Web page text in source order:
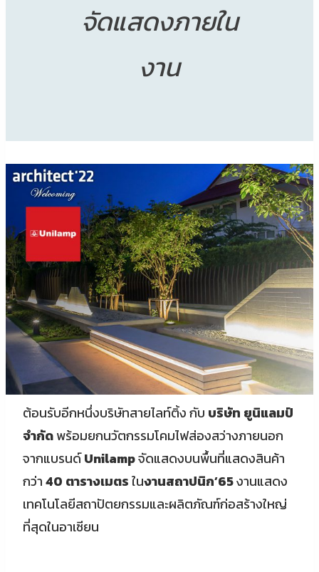
จัดแสดงภายใน
งาน
ต้อนรับอีกหนึ่งบริษัทสายไลท์ติ้ง กับ บริษัท ยูนิแลมป์
จำกัดพร้อมยกนวัตกรรมโคมไฟส่องสว่างภายนอก
จากแบรนด์Unilampจัดแสดงบนพื้นที่แสดงสินค้า
กว่า40 ตารางเมตรในงานสถาปนิก’65งานแสดง
เทคโนโลยีสถาปัตยกรรมและผลิตภัณฑ์ก่อสร้างใหญ่
ที่สุดในอาเซียน